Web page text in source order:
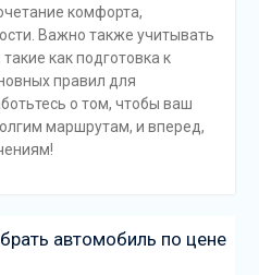
комфорта,
Важно также учитывать
как подготовка к
правил для
о том, чтобы ваш
маршрутам, и вперед,
автомобиль по цене